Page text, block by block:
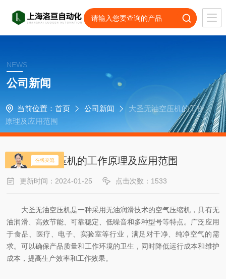
NEWS
公司新闻
当前位置： 首页 公司新闻
大圣无油空压机的工作
原理及应用范围
大圣无油空压机的工作原理及应用范围
更新时间：2024-01-25 点击次数：1533
大圣无油空压机是一种采用无油润滑技术的空气压缩机，具有无
油润滑、高效节能、可靠稳定、低噪音和多种型号等特点。广泛应用
于食品、医疗、电子、实验室等行业，满足对干净、纯净空气的需
求。可以确保产品质量和工作环境的卫生，同时降低运行成本和维护
成本，提高生产效率和工作效果。